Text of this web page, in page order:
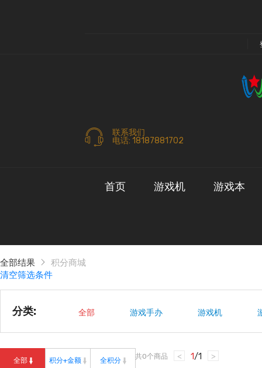
联系我们
电话: 18187881702
首页 游戏机 游戏本
全部结果
积分商城
清空筛选条件
分类: 全部 游戏手办 游戏机
全部 积分+金额 全积分 共0个商品 < 1/1 >